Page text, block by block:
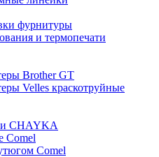
фурнитуры
и термопечати
Brother GT
Velles краскотруйные
CHAYKA
Comel
Comel